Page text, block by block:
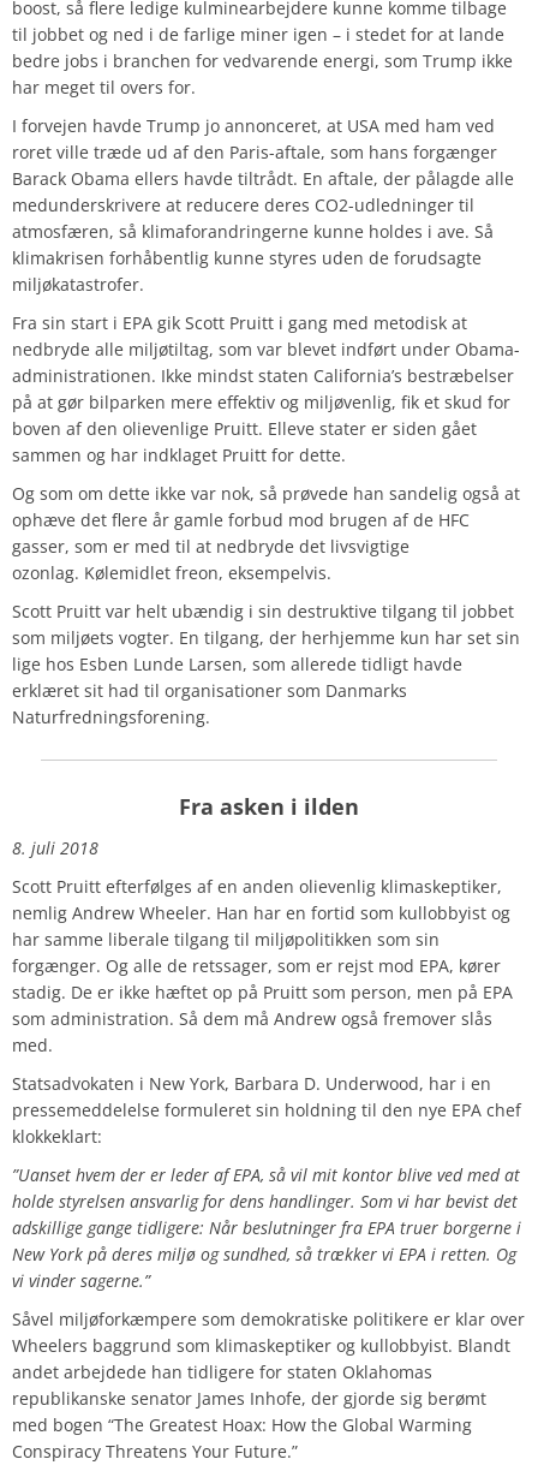
boost, så flere ledige kulminearbejdere kunne komme tilbage
til jobbet og ned i de farlige miner igen – i stedet for at lande
bedre jobs i branchen for vedvarende energi, som Trump ikke
har meget til overs for.
I forvejen havde Trump jo annonceret, at USA med ham ved
roret ville træde ud af den Paris-aftale, som hans forgænger
Barack Obama ellers havde tiltrådt. En aftale, der pålagde alle
medunderskrivere at reducere deres CO2-udledninger til
atmosfæren, så klimaforandringerne kunne holdes i ave. Så
klimakrisen forhåbentlig kunne styres uden de forudsagte
miljøkatastrofer.
Fra sin start i EPA gik Scott Pruitt i gang med metodisk at
nedbryde alle miljøtiltag, som var blevet indført under Obama-
administrationen. Ikke mindst staten California’s bestræbelser
på at gør bilparken mere effektiv og miljøvenlig, fik et skud for
boven af den olievenlige Pruitt. Elleve stater er siden gået
sammen og har indklaget Pruitt for dette.
Og som om dette ikke var nok, så prøvede han sandelig også at
ophæve det flere år gamle forbud mod brugen af de HFC
gasser, som er med til at nedbryde det livsvigtige
ozonlag. Kølemidlet freon, eksempelvis.
Scott Pruitt var helt ubændig i sin destruktive tilgang til jobbet
som miljøets vogter. En tilgang, der herhjemme kun har set sin
lige hos Esben Lunde Larsen, som allerede tidligt havde
erklæret sit had til organisationer som Danmarks
Naturfredningsforening.
Fra asken i ilden
8. juli 2018
Scott Pruitt efterfølges af en anden olievenlig klimaskeptiker,
nemlig Andrew Wheeler. Han har en fortid som kullobbyist og
har samme liberale tilgang til miljøpolitikken som sin
forgænger. Og alle de retssager, som er rejst mod EPA, kører
stadig. De er ikke hæftet op på Pruitt som person, men på EPA
som administration. Så dem må Andrew også fremover slås
med.
Statsadvokaten i New York, Barbara D. Underwood, har i en
pressemeddelelse formuleret sin holdning til den nye EPA chef
klokkeklart:
”Uanset hvem der er leder af EPA, så vil mit kontor blive ved med at
holde styrelsen ansvarlig for dens handlinger. Som vi har bevist det
adskillige gange tidligere: Når beslutninger fra EPA truer borgerne i
New York på deres miljø og sundhed, så trækker vi EPA i retten. Og
vi vinder sagerne.”
Såvel miljøforkæmpere som demokratiske politikere er klar over
Wheelers baggrund som klimaskeptiker og kullobbyist. Blandt
andet arbejdede han tidligere for staten Oklahomas
republikanske senator James Inhofe, der gjorde sig berømt
med bogen “The Greatest Hoax: How the Global Warming
Conspiracy Threatens Your Future.”